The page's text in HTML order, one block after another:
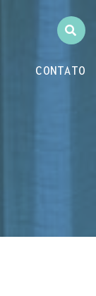
CONTATO